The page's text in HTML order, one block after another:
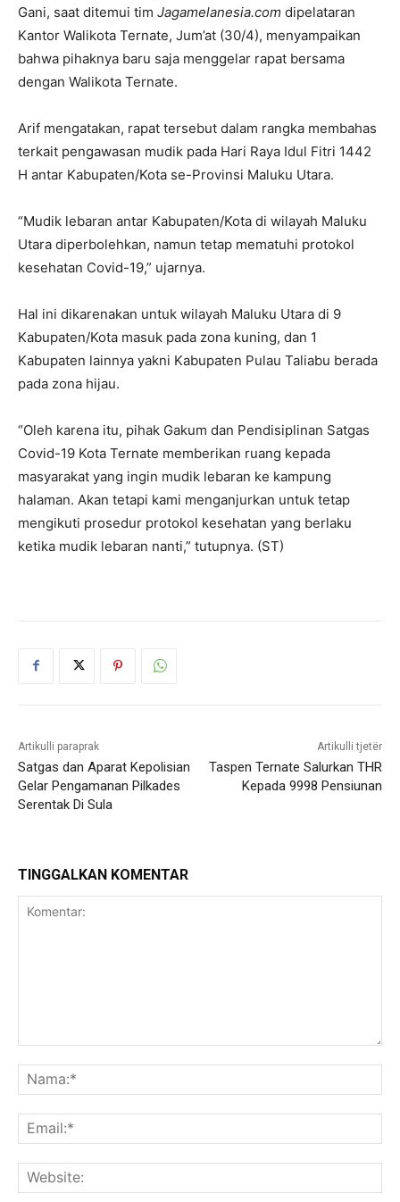
Gani, saat ditemui tim Jagamelanesia.com dipelataran
Kantor Walikota Ternate, Jum’at (30/4), menyampaikan
bahwa pihaknya baru saja menggelar rapat bersama
dengan Walikota Ternate.
Arif mengatakan, rapat tersebut dalam rangka membahas
terkait pengawasan mudik pada Hari Raya Idul Fitri 1442
H antar Kabupaten/Kota se-Provinsi Maluku Utara.
“Mudik lebaran antar Kabupaten/Kota di wilayah Maluku
Utara diperbolehkan, namun tetap mematuhi protokol
kesehatan Covid-19,” ujarnya.
Hal ini dikarenakan untuk wilayah Maluku Utara di 9
Kabupaten/Kota masuk pada zona kuning, dan 1
Kabupaten lainnya yakni Kabupaten Pulau Taliabu berada
pada zona hijau.
“Oleh karena itu, pihak Gakum dan Pendisiplinan Satgas
Covid-19 Kota Ternate memberikan ruang kepada
masyarakat yang ingin mudik lebaran ke kampung
halaman. Akan tetapi kami menganjurkan untuk tetap
mengikuti prosedur protokol kesehatan yang berlaku
ketika mudik lebaran nanti,” tutupnya. (ST)
Artikulli paraprak
Satgas dan Aparat Kepolisian
Gelar Pengamanan Pilkades
Serentak Di Sula
Artikulli tjetër
Taspen Ternate Salurkan THR
Kepada 9998 Pensiunan
TINGGALKAN KOMENTAR